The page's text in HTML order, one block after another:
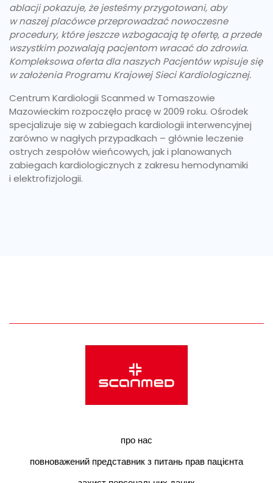
ablacji pokazuje, że jesteśmy przygotowani, aby
w naszej placówce przeprowadzać nowoczesne
procedury, które jeszcze wzbogacają tę ofertę, a przede
wszystkim pozwalają pacjentom wracać do zdrowia.
Kompleksowa oferta dla naszych Pacjentów wpisuje się
w założenia Programu Krajowej Sieci Kardiologicznej.
Centrum Kardiologii Scanmed w Tomaszowie
Mazowieckim rozpoczęło pracę w 2009 roku. Ośrodek
specjalizuje się w zabiegach kardiologii interwencyjnej
zarówno w nagłych przypadkach – głównie leczenie
ostrych zespołów wieńcowych, jak i planowanych
zabiegach kardiologicznych z zakresu hemodynamiki
i elektrofizjologii.
про нас
повноважений представник з питань прав пацієнта